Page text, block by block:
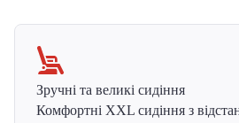
Зручні та великі сидіння
Комфортні XXL сидіння з